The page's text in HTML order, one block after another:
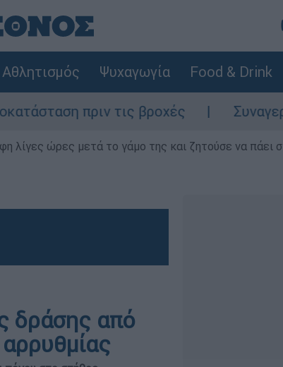
Αθλητισμός Ψυχαγωγία Food & Drink
πριν τις βροχές Συναγερμός
λίγες ώρες μετά το γάμο της και ζητούσε να πάει
δράσης από